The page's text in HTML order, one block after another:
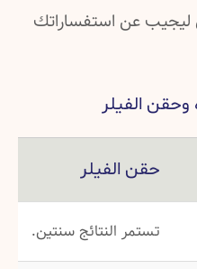
ليجيب عن استفساراتك
وحقن الفيلر
حقن الفيلر
تستمر النتائج سنتين.